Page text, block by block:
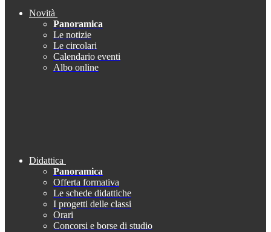
Novità
Panoramica
Le notizie
Le circolari
Calendario eventi
Albo online
Didattica
Panoramica
Offerta formativa
Le schede didattiche
I progetti delle classi
Orari
Concorsi e borse di studio